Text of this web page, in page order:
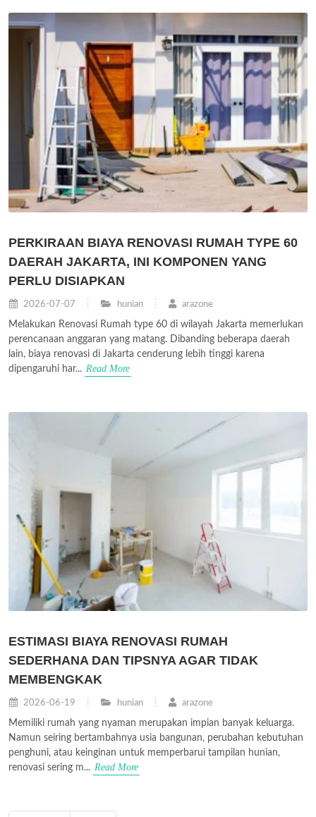
PERKIRAAN BIAYA RENOVASI RUMAH TYPE 60
DAERAH JAKARTA, INI KOMPONEN YANG
PERLU DISIAPKAN
2026-07-07 hunian arazone
Melakukan Renovasi Rumah type 60 di wilayah Jakarta memerlukan
perencanaan anggaran yang matang. Dibanding beberapa daerah
lain, biaya renovasi di Jakarta cenderung lebih tinggi karena
dipengaruhi har... Read More
ESTIMASI BIAYA RENOVASI RUMAH
SEDERHANA DAN TIPSNYA AGAR TIDAK
MEMBENGKAK
2026-06-19 hunian arazone
Memiliki rumah yang nyaman merupakan impian banyak keluarga.
Namun seiring bertambahnya usia bangunan, perubahan kebutuhan
penghuni, atau keinginan untuk memperbarui tampilan hunian,
renovasi sering m... Read More